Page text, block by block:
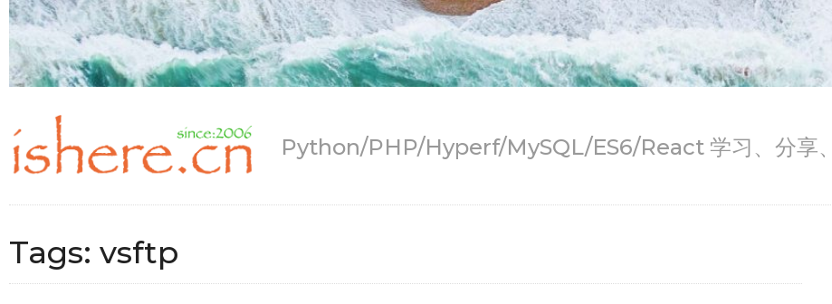
Python/PHP/Hyperf/MySQL/ES6/React 学习、分享
Tags: vsftp